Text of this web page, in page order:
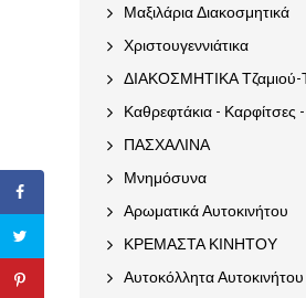
Μαξιλάρια Διακοσμητικά
Χριστουγεννιάτικα
ΔΙΑΚΟΣΜΗΤΙΚΑ Τζαμιού-
Καθρεφτάκια - Καρφίτσες
ΠΑΣΧΑΛΙΝΑ
Μνημόσυνα
Αρωματικά Αυτοκινήτου
ΚΡΕΜΑΣΤΑ ΚΙΝΗΤΟΥ
Αυτοκόλλητα Αυτοκινήτου